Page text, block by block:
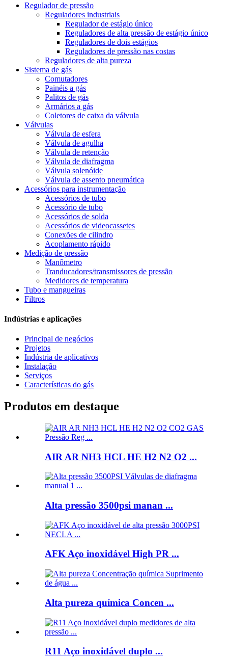
Regulador de pressão
Reguladores industriais
Regulador de estágio único
Reguladores de alta pressão de estágio único
Reguladores de dois estágios
Reguladores de pressão nas costas
Reguladores de alta pureza
Sistema de gás
Comutadores
Painéis a gás
Palitos de gás
Armários a gás
Coletores de caixa da válvula
Válvulas
Válvula de esfera
Válvula de agulha
Válvula de retenção
Válvula de diafragma
Válvula solenóide
Válvula de assento pneumática
Acessórios para instrumentação
Acessórios de tubo
Acessório de tubo
Acessórios de solda
Acessórios de videocassetes
Conexões de cilindro
Acoplamento rápido
Medição de pressão
Manômetro
Tranducadores/transmissores de pressão
Medidores de temperatura
Tubo e mangueiras
Filtros
Indústrias e aplicações
Principal de negócios
Projetos
Indústria de aplicativos
Instalação
Serviços
Características do gás
Produtos em destaque
AIR AR NH3 HCL HE H2 N2 O2 ...
Alta pressão 3500psi manan ...
AFK Aço inoxidável High PR ...
Alta pureza química Concen ...
R11 Aço inoxidável duplo ...